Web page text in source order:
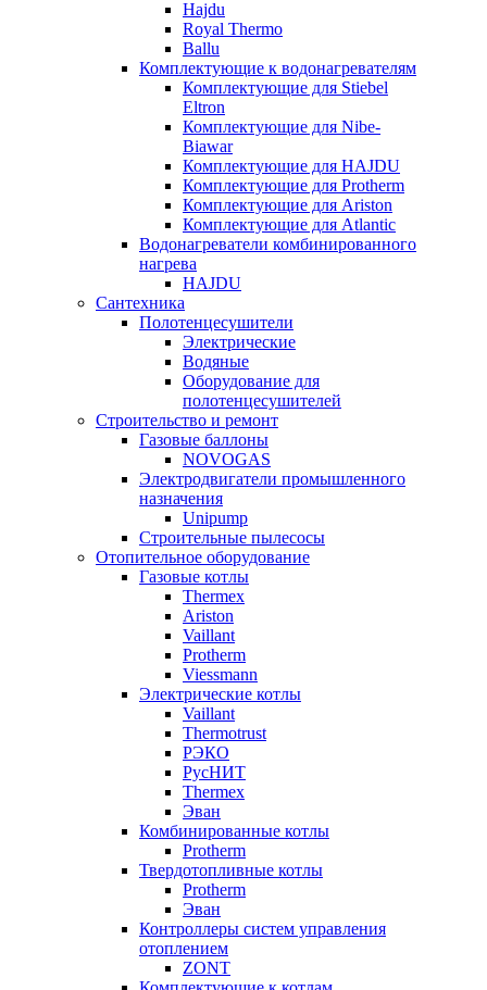
Hajdu
Royal Thermo
Ballu
Комплектующие к водонагревателям
Комплектующие для Stiebel
Eltron
Комплектующие для Nibe-
Biawar
Комплектующие для HAJDU
Комплектующие для Protherm
Комплектующие для Ariston
Комплектующие для Atlantic
Водонагреватели комбинированного
нагрева
HAJDU
Сантехника
Полотенцесушители
Электрические
Водяные
Оборудование для
полотенцесушителей
Строительство и ремонт
Газовые баллоны
NOVOGAS
Электродвигатели промышленного
назначения
Unipump
Строительные пылесосы
Отопительное оборудование
Газовые котлы
Thermex
Ariston
Vaillant
Protherm
Viessmann
Электрические котлы
Vaillant
Thermotrust
РЭКО
РусНИТ
Thermex
Эван
Комбинированные котлы
Protherm
Твердотопливные котлы
Protherm
Эван
Контроллеры систем управления
отоплением
ZONT